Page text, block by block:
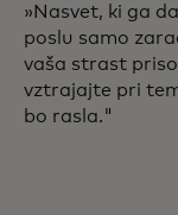
»Nasvet, ki ga
poslu samo
vaša strast
vztrajajte pri
bo rasla."